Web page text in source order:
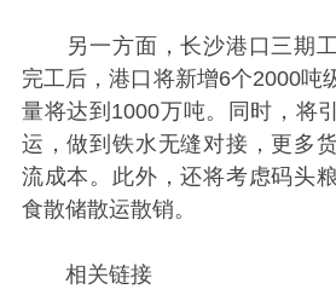
另一方面，长沙港口三期工
完工后，港口将新增6个2000吨
量将达到1000万吨。同时，将
运，做到铁水无缝对接，更多
流成本。此外，还将考虑码头
食散储散运散销。
相关链接